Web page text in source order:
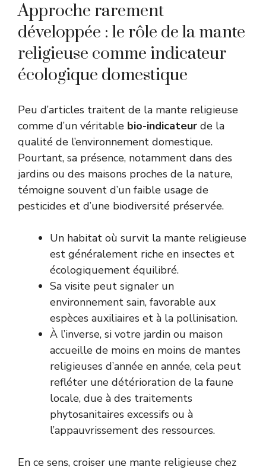
Approche rarement
développée : le rôle de la mante
religieuse comme indicateur
écologique domestique
Peu d’articles traitent de la mante religieuse
comme d’un véritable bio-indicateur de la
qualité de l’environnement domestique.
Pourtant, sa présence, notamment dans des
jardins ou des maisons proches de la nature,
témoigne souvent d’un faible usage de
pesticides et d’une biodiversité préservée.
Un habitat où survit la mante religieuse
est généralement riche en insectes et
écologiquement équilibré.
Sa visite peut signaler un
environnement sain, favorable aux
espèces auxiliaires et à la pollinisation.
À l’inverse, si votre jardin ou maison
accueille de moins en moins de mantes
religieuses d’année en année, cela peut
refléter une détérioration de la faune
locale, due à des traitements
phytosanitaires excessifs ou à
l’appauvrissement des ressources.
En ce sens, croiser une mante religieuse chez